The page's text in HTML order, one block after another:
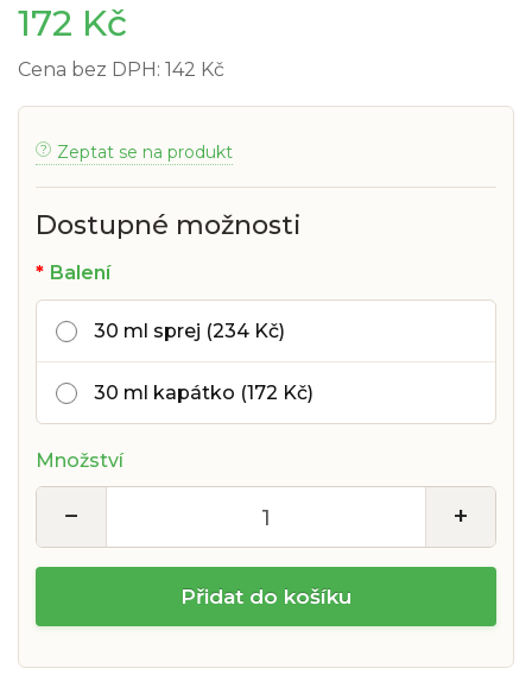
172 Kč
Cena bez DPH: 142 Kč
Zeptat se na produkt
Dostupné možnosti
Balení
30 ml sprej (234 Kč)
30 ml kapátko (172 Kč)
Množství
− +
Přidat do košíku